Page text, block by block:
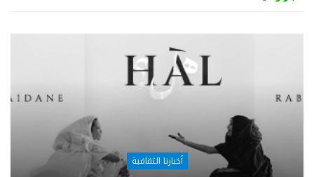
أخبارنا الثقافية